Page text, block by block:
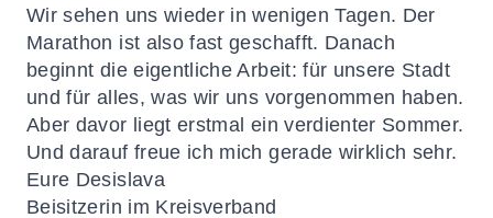
Wir sehen uns wieder in wenigen Tagen. Der
Marathon ist also fast geschafft. Danach
beginnt die eigentliche Arbeit: für unsere Stadt
und für alles, was wir uns vorgenommen haben.
Aber davor liegt erstmal ein verdienter Sommer.
Und darauf freue ich mich gerade wirklich sehr.
Eure Desislava
Beisitzerin im Kreisverband